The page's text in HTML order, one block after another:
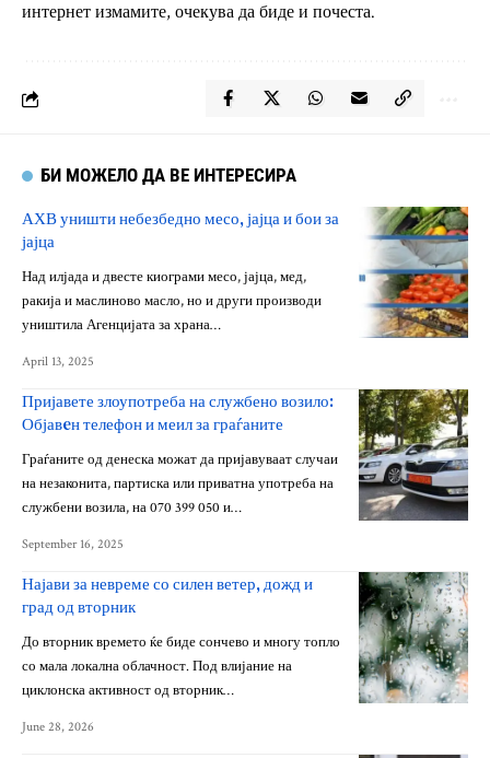
интернет измамите, очекува да биде и почеста.
БИ МОЖЕЛО ДА ВЕ ИНТЕРЕСИРА
АХВ уништи небезбедно месо, јајца и бои за
јајца
Над илјада и двесте киограми месо, јајца, мед,
ракија и маслиново масло, но и други производи
уништила Агенцијата за храна…
April 13, 2025
Пријавете злоупотреба на службено возило:
Објавeн телефон и меил за граѓаните
Граѓаните од денеска можат да пријавуваат случаи
на незаконита, партиска или приватна употреба на
службени возила, на 070 399 050 и…
September 16, 2025
Најави за невреме со силен ветер, дожд и
град од вторник
До вторник времето ќе биде сончево и многу топло
со мала локална облачност. Под влијание на
циклонска активност од вторник…
June 28, 2026